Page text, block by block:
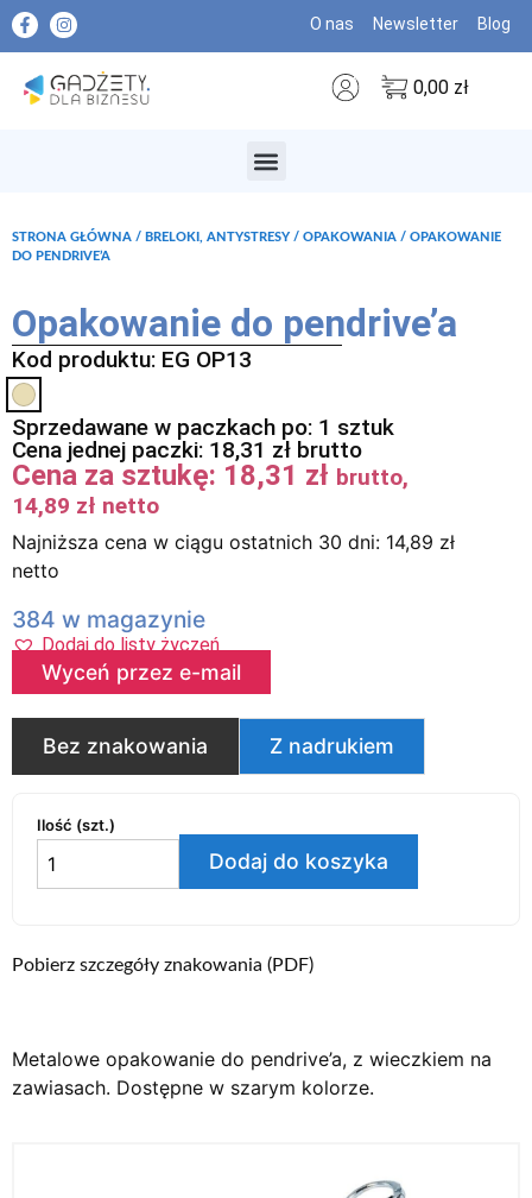
O nas Newsletter Blog
0,00 zł
STRONA GŁÓWNA / BRELOKI, ANTYSTRESY / OPAKOWANIA / OPAKOWANIE
DO PENDRIVE’A
Opakowanie do pendrive’a
Kod produktu: EG OP13
Sprzedawane w paczkach po: 1 sztuk
Cena jednej paczki: 18,31 zł brutto
Cena za sztukę: 18,31 zł brutto,
14,89 zł netto
Najniższa cena w ciągu ostatnich 30 dni: 14,89 zł
netto
384 w magazynie
Dodaj do listy życzeń
Wyceń przez e-mail
Bez znakowania Z nadrukiem
Ilość (szt.)
Dodaj do koszyka
Pobierz szczegóły znakowania (PDF)
Metalowe opakowanie do pendrive’a, z wieczkiem na
zawiasach. Dostępne w szarym kolorze.